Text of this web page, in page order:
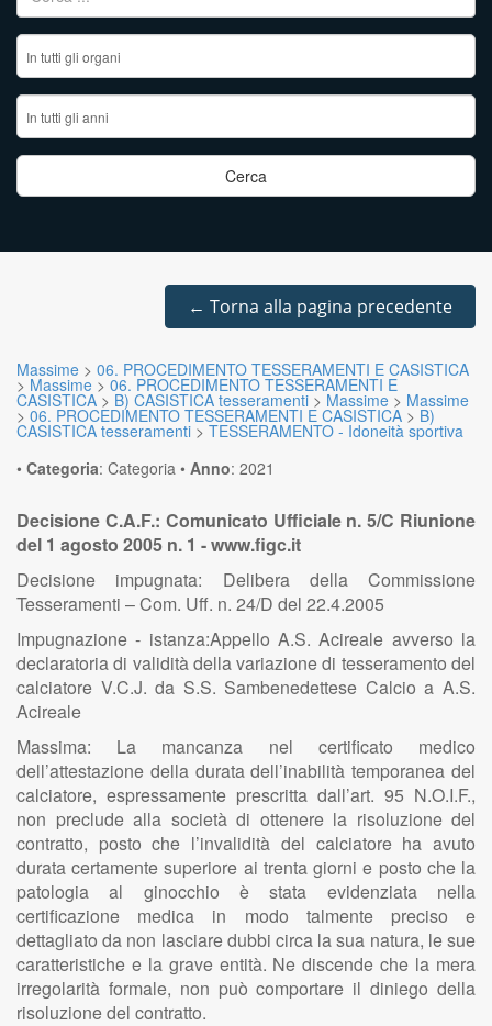
← Torna alla pagina precedente
Massime > 06. PROCEDIMENTO TESSERAMENTI E CASISTICA
> Massime > 06. PROCEDIMENTO TESSERAMENTI E
CASISTICA > B) CASISTICA tesseramenti > Massime > Massime
> 06. PROCEDIMENTO TESSERAMENTI E CASISTICA > B)
CASISTICA tesseramenti > TESSERAMENTO - Idoneità sportiva
• Categoria: Categoria • Anno: 2021
Decisione C.A.F.: Comunicato Ufficiale n. 5/C Riunione
del 1 agosto 2005 n. 1 - www.figc.it
Decisione impugnata: Delibera della Commissione
Tesseramenti – Com. Uff. n. 24/D del 22.4.2005
Impugnazione - istanza:Appello A.S. Acireale avverso la
declaratoria di validità della variazione di tesseramento del
calciatore V.C.J. da S.S. Sambenedettese Calcio a A.S.
Acireale
Massima: La mancanza nel certificato medico
dell’attestazione della durata dell’inabilità temporanea del
calciatore, espressamente prescritta dall’art. 95 N.O.I.F.,
non preclude alla società di ottenere la risoluzione del
contratto, posto che l’invalidità del calciatore ha avuto
durata certamente superiore ai trenta giorni e posto che la
patologia al ginocchio è stata evidenziata nella
certificazione medica in modo talmente preciso e
dettagliato da non lasciare dubbi circa la sua natura, le sue
caratteristiche e la grave entità. Ne discende che la mera
irregolarità formale, non può comportare il diniego della
risoluzione del contratto.